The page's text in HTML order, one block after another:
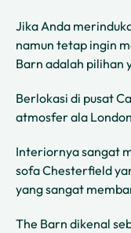
Jika Anda
namun tetap ingin
Barn adalah pilihan
Berlokasi di pusat
atmosfer ala
Interiornya sangat
sofa Chesterfield
yang sangat
The Barn dikenal